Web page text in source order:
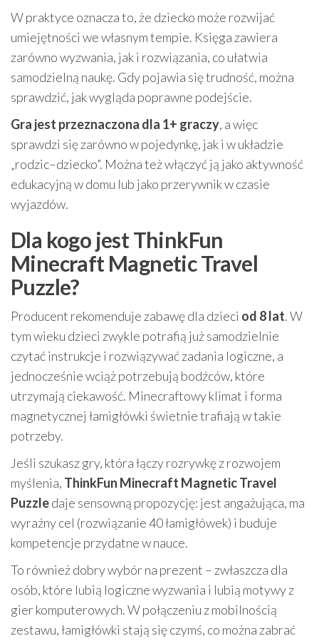
W praktyce oznacza to, że dziecko może rozwijać
umiejętności we własnym tempie. Księga zawiera
zarówno wyzwania, jak i rozwiązania, co ułatwia
samodzielną naukę. Gdy pojawia się trudność, można
sprawdzić, jak wygląda poprawne podejście.
Gra jest przeznaczona dla 1+ graczy, a więc
sprawdzi się zarówno w pojedynkę, jak i w układzie
„rodzic–dziecko”. Można też włączyć ją jako aktywność
edukacyjną w domu lub jako przerywnik w czasie
wyjazdów.
Dla kogo jest ThinkFun
Minecraft Magnetic Travel
Puzzle?
Producent rekomenduje zabawę dla dzieci od 8 lat. W
tym wieku dzieci zwykle potrafią już samodzielnie
czytać instrukcje i rozwiązywać zadania logiczne, a
jednocześnie wciąż potrzebują bodźców, które
utrzymają ciekawość. Minecraftowy klimat i forma
magnetycznej łamigłówki świetnie trafiają w takie
potrzeby.
Jeśli szukasz gry, która łączy rozrywkę z rozwojem
myślenia, ThinkFun Minecraft Magnetic Travel
Puzzledaje sensowną propozycję: jest angażująca, ma
wyraźny cel (rozwiązanie 40 łamigłówek) i buduje
kompetencje przydatne w nauce.
To również dobry wybór na prezent – zwłaszcza dla
osób, które lubią logiczne wyzwania i lubią motywy z
gier komputerowych. W połączeniu z mobilnością
zestawu, łamigłówki stają się czymś, co można zabrać